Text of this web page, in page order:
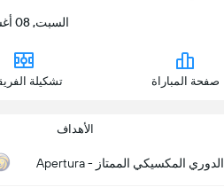
السبت, 08 أغسطس | 10:30 م | Inter.co Stadium
صفحة المباراة تشكيلة
الأهداف
الدوري المكسيكي الممتاز - Apertura